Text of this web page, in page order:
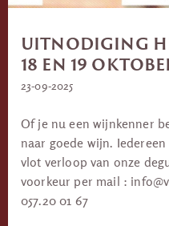
UITNODIGING
18 EN 19
23-09-2025
Of je nu een wijnkenner
naar goede wijn.
vlot verloop van onze
voorkeur per mail :
057.20 01 67